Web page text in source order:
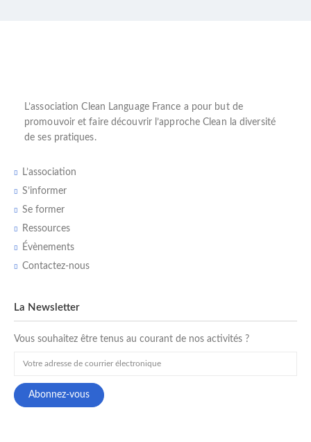
L’association Clean Language France a pour but de
promouvoir et faire découvrir l’approche Clean la diversité
de ses pratiques.
L’association
S’informer
Se former
Ressources
Évènements
Contactez-nous
La Newsletter
Vous souhaitez être tenus au courant de nos activités ?